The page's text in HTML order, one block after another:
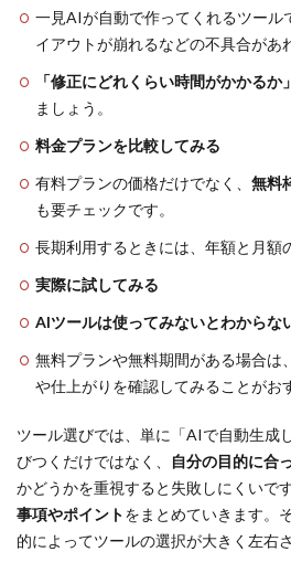
一見AIが自動で作ってくれるツール
イアウトが崩れるなどの不具合があ
「修正にどれくらい時間がかかるか」
ましょう。
料金プランを比較してみる
有料プランの価格だけでなく、 無料
も要チェックです。
長期利用するときには、年額と月額
実際に試してみる
AIツールは使ってみないとわからな
無料プランや無料期間がある場合は
や仕上がりを確認してみることがお
ツール選びでは、単に「AIで自動生成
びつくだけではなく、
自分の目的に合
かどうかを重視すると失敗しにくいで
事項やポイントをまとめていきます。
的によってツールの選択が大きく左右